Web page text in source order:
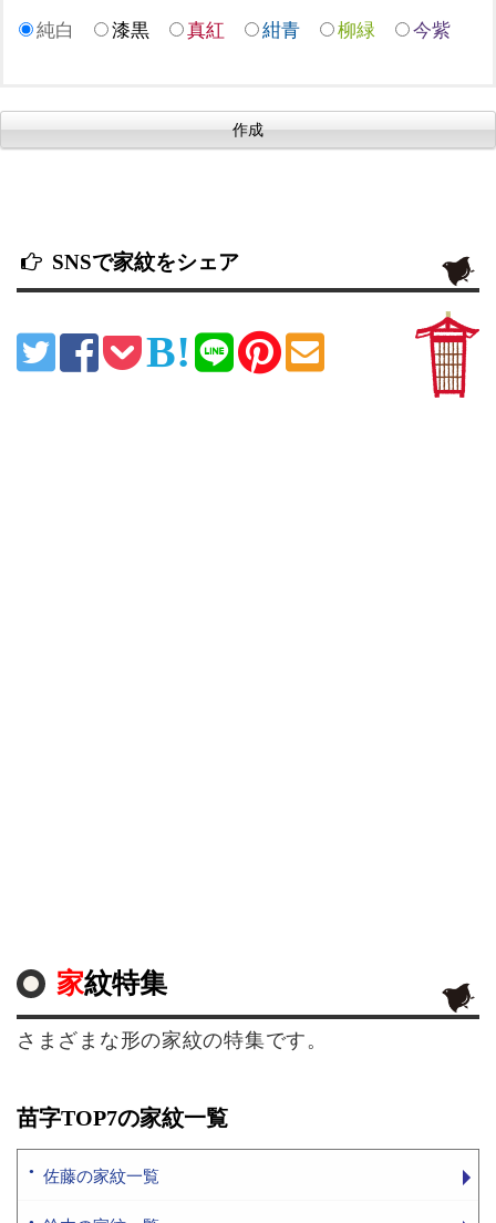
純白 漆黒 真紅 紺青 柳緑 今紫
SNSで家紋をシェア
家紋特集
さまざまな形の家紋の特集です。
苗字TOP7の家紋一覧
佐藤の家紋一覧